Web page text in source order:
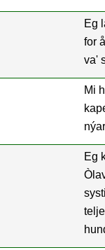
Eg
for
va'
Mi
Eg